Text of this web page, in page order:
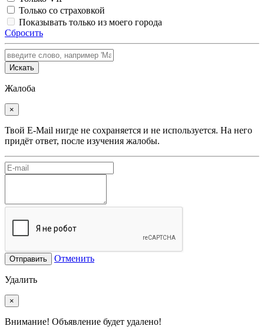
Только со страховкой
Показывать только из моего города
Сбросить
Искать
Жалоба
×
Твой E-Mail нигде не сохраняется и не используется. На него
придёт ответ, после изучения жалобы.
Отправить Отменить
Удалить
×
Внимание! Объявление будет удалено!